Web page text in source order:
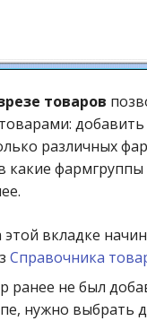
в
товара
товаров
различных
какие
этой вкладке
Справочника
ранее не был
нужно выбрать